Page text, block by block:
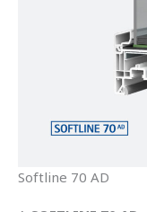
Softline 70 AD